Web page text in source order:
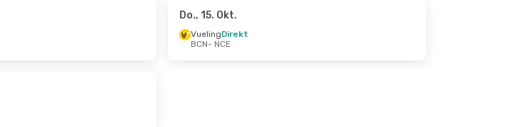
- Fr., 23. Okt.
Do., 15. Okt.
VuelingDirekt
BCN- NCE